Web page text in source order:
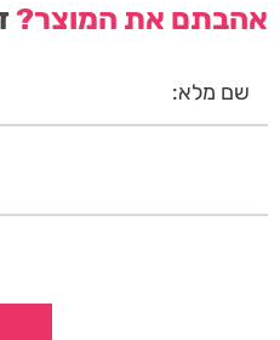
אהבתם את המוצר?